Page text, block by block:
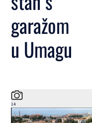
garažom
u Umagu
14